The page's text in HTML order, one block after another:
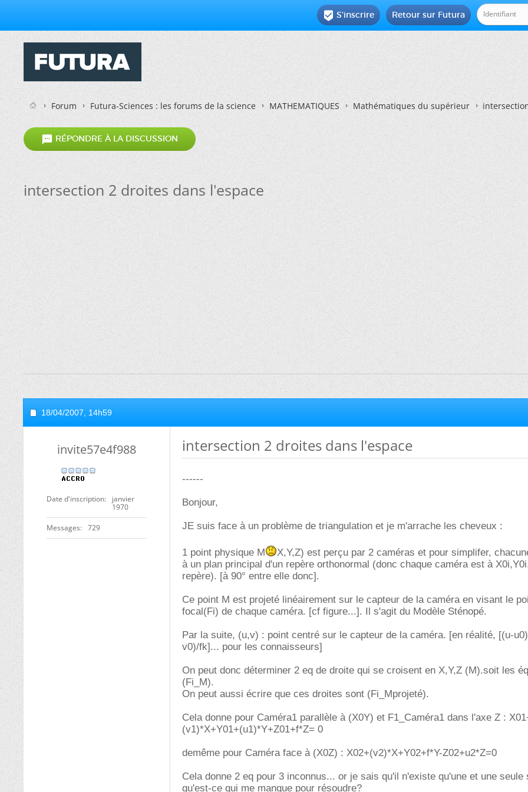
Retour sur Futura
 S'inscrire
Forum Futura-Sciences : les forums de la science MATHEMATIQUES Mathématiques du supérieur
 RÉPONDRE À LA DISCUSSION
intersection 2 droites dans l'espace
18/04/2007, 14h59
invite57e4f988
Date d'inscription
janvier
1970
Messages 729
intersection 2 droites dans l'espace
------
Bonjour,
JE suis face à un problème de triangulation et je m'arrache les cheveux :
1 point physique M
X,Y,Z) est perçu par 2 caméras et pour simplifer,
à un plan principal d'un repère orthonormal (donc chaque caméra est à
repère). [à 90° entre elle donc].
Ce point M est projeté linéairement sur le capteur de la caméra en visant le
focal(Fi) de chaque caméra. [cf figure...]. Il s'agit du Modèle Sténopé.
Par la suite, (u,v) : point centré sur le capteur de la caméra. [en réalité, [(u-
v0)/fk]... pour les connaisseurs]
On peut donc déterminer 2 eq de droite qui se croisent en X,Y,Z (M).soit les
(Fi_M).
On peut aussi écrire que ces droites sont (Fi_Mprojeté).
Cela donne pour Caméra1 parallèle à (X0Y) et F1_Caméra1 dans l'axe Z :
(v1)*X+Y01+(u1)*Y+Z01+f*Z= 0
demême pour Caméra face à (X0Z) : X02+(v2)*X+Y02+f*Y-Z02+u2*Z=0
Cela donne 2 eq pour 3 inconnus... or je sais qu'il n'existe qu'une et une seule
qu'est-ce qui me manque pour résoudre?